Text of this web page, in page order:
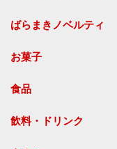
ばらまきノベルティ
お菓子
食品
飲料・ドリンク